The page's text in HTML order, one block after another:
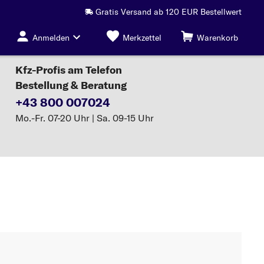
Gratis Versand ab 120 EUR Bestellwert
Anmelden Merkzettel Warenkorb
Kfz-Profis am Telefon
Bestellung & Beratung
+43 800 007024
Mo.-Fr. 07-20 Uhr | Sa. 09-15 Uhr